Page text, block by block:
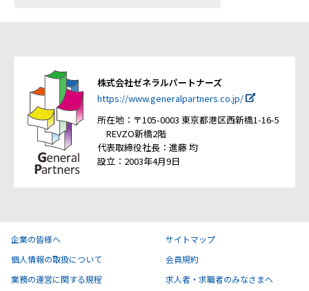
株式会社ゼネラルパートナーズ
https://www.generalpartners.co.jp/
所在地：〒105-0003 東京都港区西新橋1-16-5
REVZO新橋2階
代表取締役社長：進藤 均
設立：2003年4月9日
企業の皆様へ
サイトマップ
個人情報の取扱について
会員規約
業務の運営に関する規程
求人者・求職者のみなさまへ